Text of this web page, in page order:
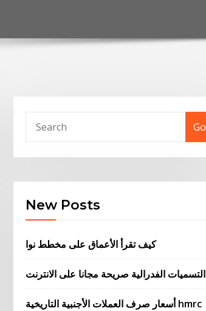
Go
New Posts
كيف تقرأ الأعماق على مخطط نوا
التسميات الفدرالية صريحة مجانا على الانترنت
أسعار صرف العملات الأجنبية التاريخية hmrc